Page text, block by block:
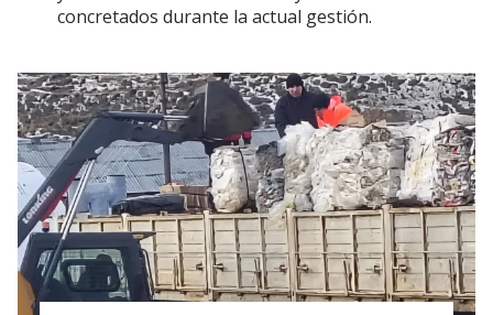
concretados durante la actual gestión.